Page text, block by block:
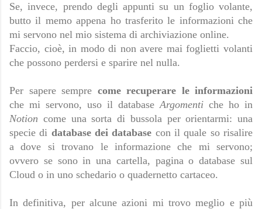
Se, invece, prendo degli appunti su un foglio volante,
butto il memo appena ho trasferito le informazioni che
mi servono nel mio sistema di archiviazione online.
Faccio, cioè, in modo di non avere mai foglietti volanti
che possono perdersi e sparire nel nulla.
Per sapere sempre
che mi servono, uso il database Argomenti
Notion come una sorta di bussola per orientarmi: una
specie di database dei database con il quale so risalire
a dove si trovano le informazione che mi servono;
ovvero se sono in una cartella, pagina o database sul
Cloud o in uno schedario o quadernetto cartaceo.
In definitiva, per alcune azioni mi trovo meglio e più